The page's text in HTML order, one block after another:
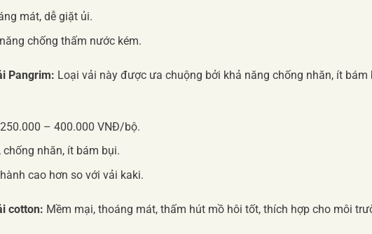
mát, dễ giặt ủi.
chống thấm nước kém.
Pangrim: Loại vải này được ưa chuộng bởi khả năng chống nhăn, ít bám
– 400.000 VNĐ/bộ.
chống nhăn, ít bám bụi.
cao hơn so với vải kaki.
cotton: Mềm mại, thoáng mát, thấm hút mồ hôi tốt, thích hợp cho môi